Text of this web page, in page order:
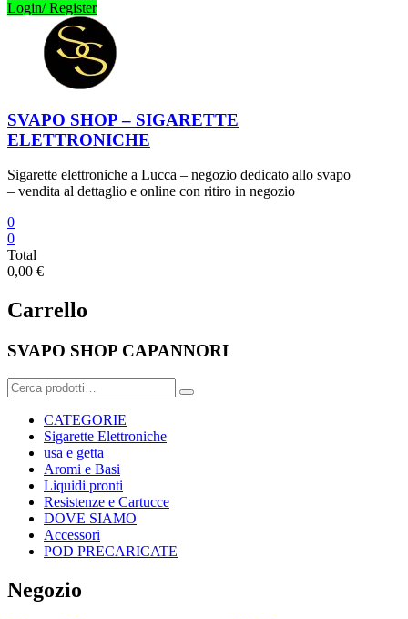
Login/ Register
SVAPO SHOP – SIGARETTE
ELETTRONICHE
Sigarette elettroniche a Lucca – negozio dedicato allo svapo
– vendita al dettaglio e online con ritiro in negozio
0
0
Total
0,00 €
Carrello
SVAPO SHOP CAPANNORI
Cerca:
CATEGORIE
Sigarette Elettroniche
usa e getta
Aromi e Basi
Liquidi pronti
Resistenze e Cartucce
DOVE SIAMO
Accessori
POD PRECARICATE
Negozio